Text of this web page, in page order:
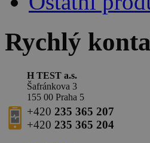
Rychlý
H TEST a.s.
Šafránkova 3
155 00 Praha 5
+420 235 365 207
+420 235 365 204